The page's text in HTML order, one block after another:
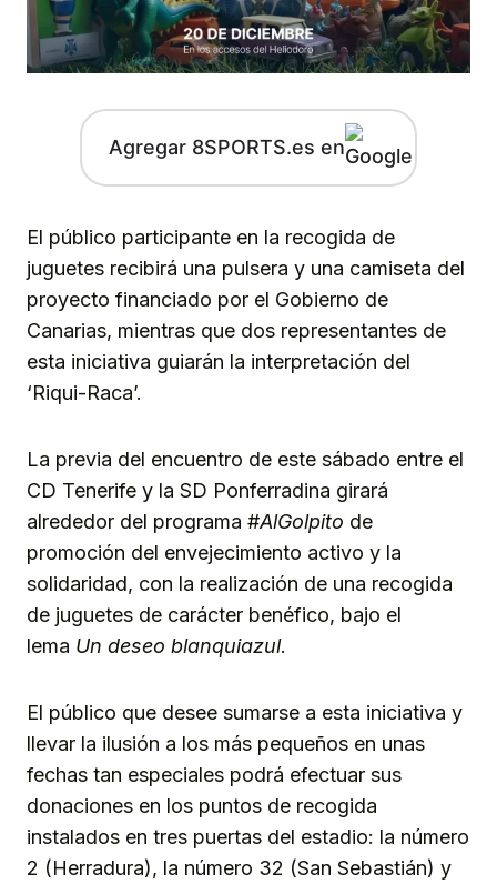
Agregar 8SPORTS.es en
El público participante en la recogida de
juguetes recibirá una pulsera y una camiseta del
proyecto financiado por el Gobierno de
Canarias, mientras que dos representantes de
esta iniciativa guiarán la interpretación del
‘Riqui-Raca’.
La previa del encuentro de este sábado entre el
CD Tenerife y la SD Ponferradina girará
alrededor del programa #AlGolpito de
promoción del envejecimiento activo y la
solidaridad, con la realización de una recogida
de juguetes de carácter benéfico, bajo el
lema Un deseo blanquiazul.
El público que desee sumarse a esta iniciativa y
llevar la ilusión a los más pequeños en unas
fechas tan especiales podrá efectuar sus
donaciones en los puntos de recogida
instalados en tres puertas del estadio: la número
2 (Herradura), la número 32 (San Sebastián) y